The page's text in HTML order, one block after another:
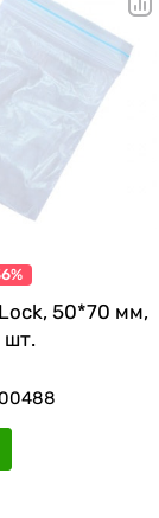
50*70 мм,
шт.